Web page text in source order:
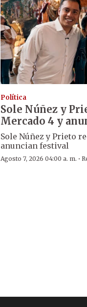
Política
Sole Núñez y
Mercado 4 y
Sole Núñez y Prieto
anuncian festival
Agosto 7, 2026 04:00 a. m. ·